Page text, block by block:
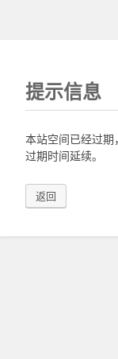
提示信息
本站空间已经过期
过期时间延续。
返回